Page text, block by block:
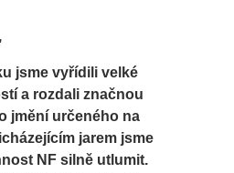
jsme vyřídili velké
a rozdali značnou
jmění určeného na
jarem jsme
NF silně utlumit.